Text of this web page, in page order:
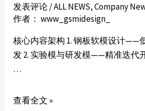
发表评论 /ALL NEWS,Company
作者： www_gsmidesign_
核心内容架构 1. 钢板软模设计——
发 2. 实验模与研发模——精准迭代
…
查看全文 »